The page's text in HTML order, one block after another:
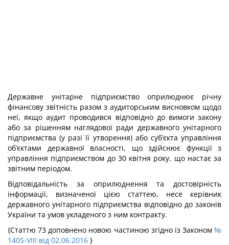
Державне унітарне підприємство оприлюднює річну
фінансову звітність разом з аудиторським висновком щодо
неї, якщо аудит проводився відповідно до вимоги закону
або за рішенням наглядової ради державного унітарного
підприємства (у разі її утворення) або суб’єкта управління
об’єктами державної власності, що здійснює функції з
управління підприємством до 30 квітня року, що настає за
звітним періодом.
Відповідальність за оприлюднення та достовірність
інформації, визначеної цією статтею, несе керівник
державного унітарного підприємства відповідно до законів
України та умов укладеного з ним контракту.
{Cтаттю 73 доповнено новою частиною згідно із Законом №
1405-VIII від 02.06.2016 }